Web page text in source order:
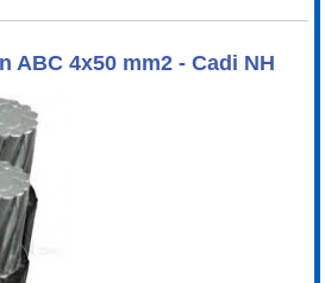
ABC 4x50 mm2 - Cadi NH